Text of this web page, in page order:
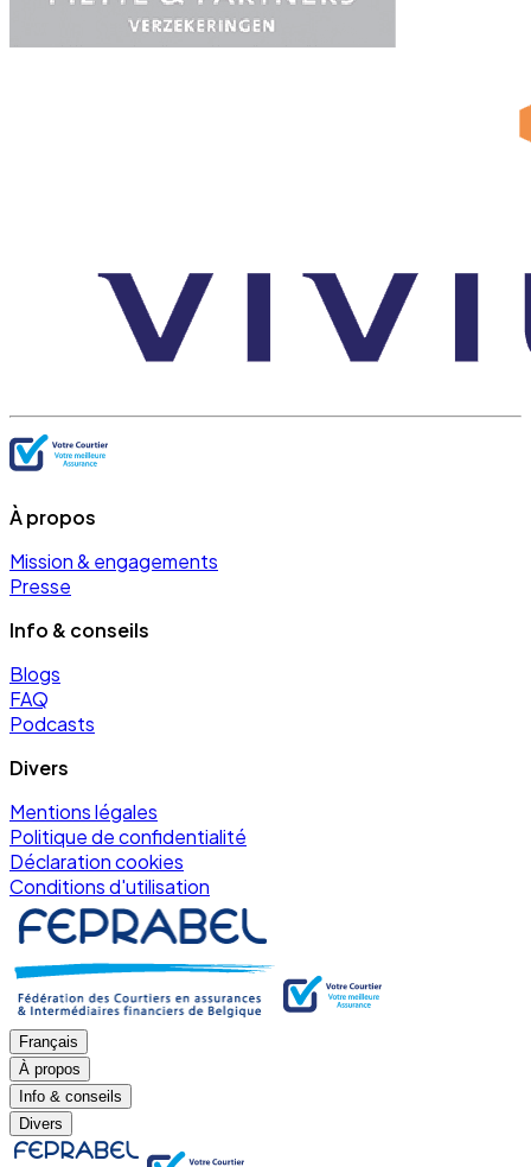
À propos
Mission & engagements
Presse
Info & conseils
Blogs
FAQ
Podcasts
Divers
Mentions légales
Politique de confidentialité
Déclaration cookies
Conditions d'utilisation
Français
À propos
Info & conseils
Divers